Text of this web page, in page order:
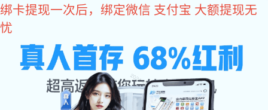
焦点娱乐
焦点娱乐 锌合金加工 锌合金瓶盖 锌合金瓶扣